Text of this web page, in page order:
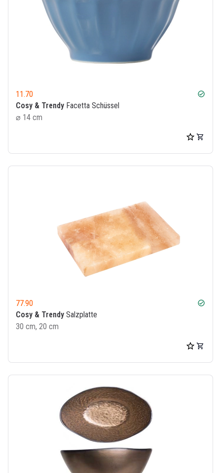
11.70 check_circle
Cosy & Trendy Facetta Schüssel
⌀ 14 cm
77.90 check_circle
Cosy & Trendy Salzplatte
30 cm, 20 cm